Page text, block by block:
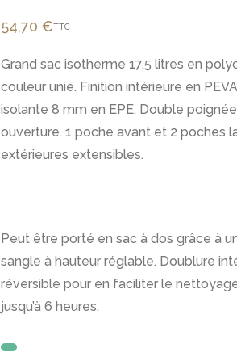
54,70 €TTC
Grand sac isotherme 17,5 litres en
couleur unie. Finition intérieure en
isolante 8 mm en EPE. Double
ouverture. 1 poche avant et 2 poches
extérieures extensibles.
Peut être porté en sac à dos grâce à
sangle à hauteur réglable. Doublure
réversible pour en faciliter le
jusqu’à 6 heures.